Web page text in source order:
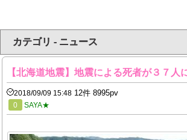
カテゴリ - ニュース
【北海道地震】地震による死者が３７人
2018/09/09 15:48 12件 8995pv
0 SAYA★